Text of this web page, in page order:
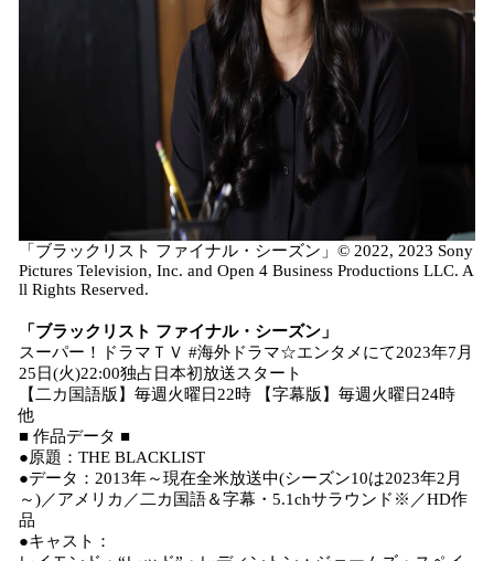
「ブラックリスト ファイナル・シーズン」© 2022, 2023 Sony
Pictures Television, Inc. and Open 4 Business Productions LLC. A
ll Rights Reserved.
「ブラックリスト ファイナル・シーズン」
スーパー！ドラマＴＶ #海外ドラマ☆エンタメにて2023年7月
25日(火)22:00独占日本初放送スタート
【二カ国語版】毎週火曜日22時 【字幕版】毎週火曜日24時
他
■ 作品データ ■
●原題：THE BLACKLIST
●データ：2013年～現在全米放送中(シーズン10は2023年2月
～)／アメリカ／二カ国語＆字幕・5.1chサラウンド※／HD作
品
●キャスト：